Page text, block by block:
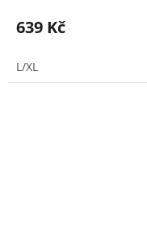
639 Kč
L/XL